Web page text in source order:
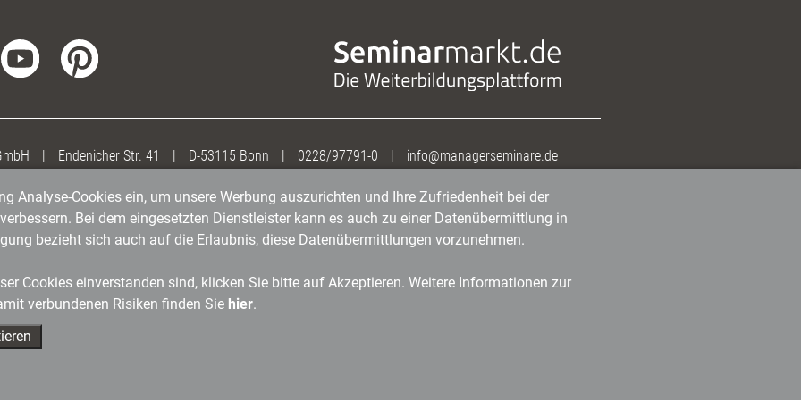
| Endenicher Str. 41 | D-53115 Bonn | 0228/97791-0 | info@managerseminare.de
Analyse-Cookies ein, um unsere Werbung auszurichten und Ihre Zufriedenheit bei der
Bei dem eingesetzten Dienstleister kann es auch zu einer Datenübermittlung in
bezieht sich auch auf die Erlaubnis, diese Datenübermittlungen vorzunehmen.
Cookies einverstanden sind, klicken Sie bitte auf Akzeptieren. Weitere Informationen zur
verbundenen Risiken finden Sie hier.